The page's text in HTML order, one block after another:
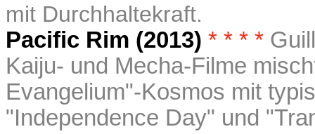
mit Durchhaltekraft.
Pacific Rim (2013) * * * *
Kaiju- und Mecha-Filme
Evangelium"-Kosmos mit
"Independence Day" und